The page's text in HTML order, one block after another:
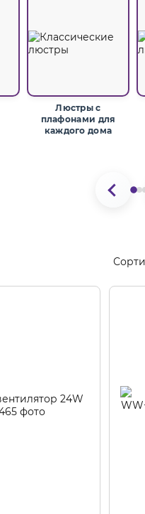
Люстры с
плафонами для
каждого дома